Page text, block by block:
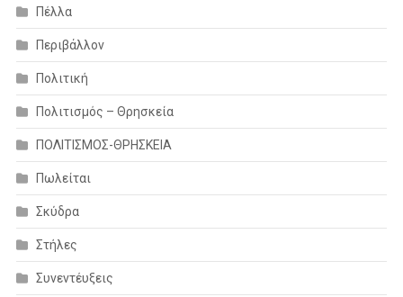
Πέλλα
Περιβάλλον
Πολιτική
Πολιτισμός – Θρησκεία
ΠΟΛΙΤΙΣΜΟΣ-ΘΡΗΣΚΕΙΑ
Πωλείται
Σκύδρα
Στήλες
Συνεντέυξεις